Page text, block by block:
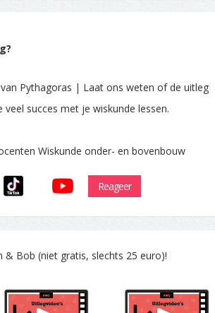
Pythagoras | Laat ons weten of de uitleg
succes met je wiskunde lessen.
Wiskunde onder- en bovenbouw
Reageer
Bob (niet gratis, slechts 25 euro)!